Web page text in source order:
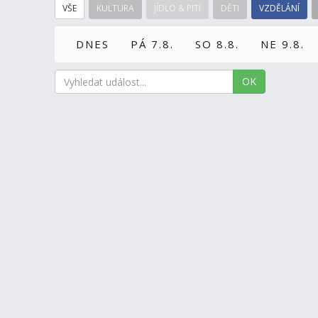
VŠE KULTURA JÍDLO & PITÍ DĚTI VZDĚLÁNÍ
DNES PÁ 7.8. SO 8.8. NE 9.8.
OK